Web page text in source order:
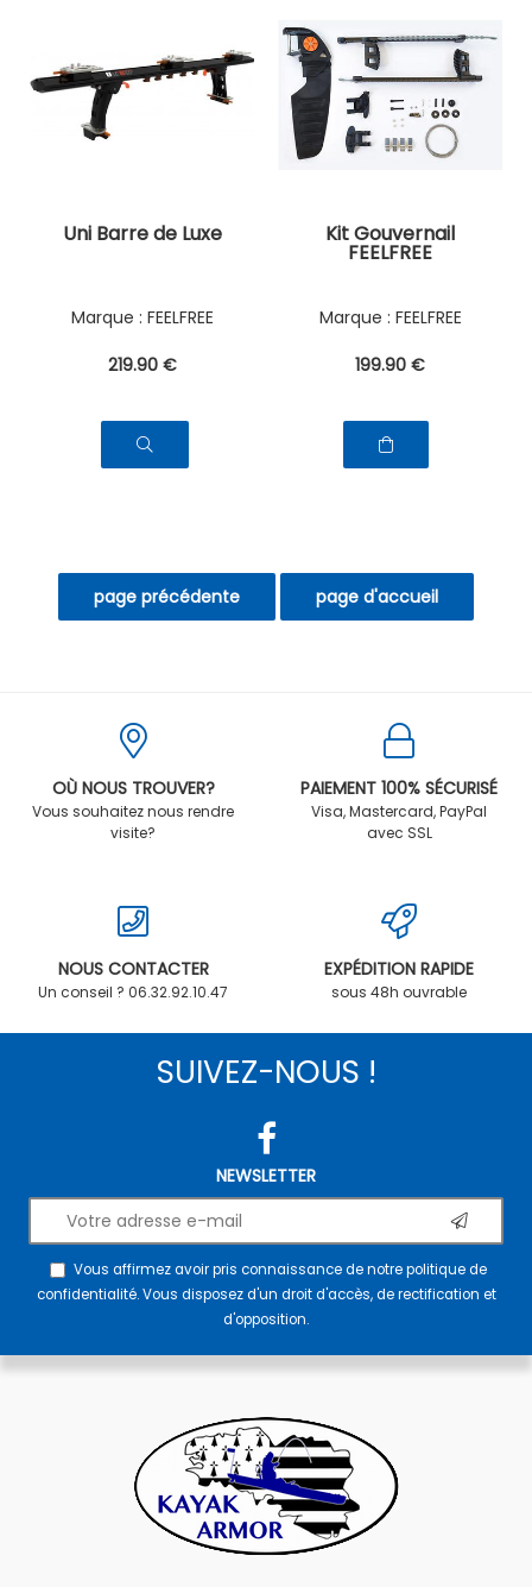
Uni Barre de Luxe
FEELFREE
219.90 €
Kit Gouvernail
FEELFREE
FEELFREE
199.90 €
OÙ NOUS TROUVER?
Vous souhaitez nous rendre
visite?
PAIEMENT 100% SÉCURISÉ
Visa, Mastercard, PayPal
avec SSL
NOUS CONTACTER
Un conseil ? 06.32.92.10.47
EXPÉDITION RAPIDE
sous 48h ouvrable
SUIVEZ-NOUS !
NEWSLETTER
Vous affirmez avoir pris connaissance de notrepolitique de
confidentialité. Vous disposez d'un droit d'accès, de rectification et
d'opposition.